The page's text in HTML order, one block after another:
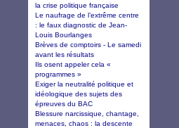
la crise politique française
Le naufrage de l’extrême centre
: le faux diagnostic de Jean-
Louis Bourlanges
Brèves de comptoirs - Le samedi
avant les résultats
Ils osent appeler cela «
programmes »
Exiger la neutralité politique et
idéologique des sujets des
épreuves du BAC
Blessure narcissique, chantage,
menaces, chaos : la descente